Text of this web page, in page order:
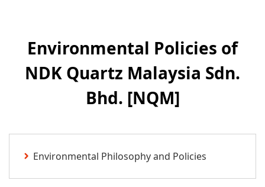
Environmental Policies of
NDK Quartz Malaysia Sdn.
Bhd. [NQM]
Environmental Philosophy and Policies